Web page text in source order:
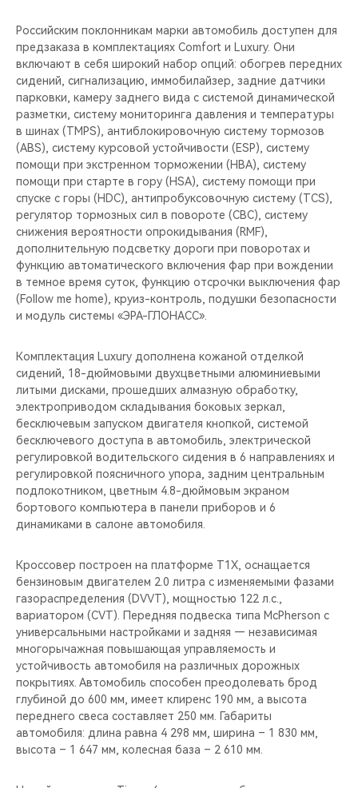
Российским поклонникам марки автомобиль доступен для
предзаказа в комплектациях Comfort и Luxury. Они
включают в себя широкий набор опций: обогрев передних
сидений, сигнализацию, иммобилайзер, задние датчики
парковки, камеру заднего вида с системой динамической
разметки, систему мониторинга давления и температуры
в шинах (TMPS), антиблокировочную систему тормозов
(ABS), систему курсовой устойчивости (ESP), систему
помощи при экстренном торможении (HBA), систему
помощи при старте в гору (HSA), систему помощи при
спуске с горы (HDC), антипробуксовочную систему (TCS),
регулятор тормозных сил в повороте (CBC), систему
снижения вероятности опрокидывания (RMF),
дополнительную подсветку дороги при поворотах и
функцию автоматического включения фар при вождении
в темное время суток, функцию отсрочки выключения фар
(Follow me home), круиз-контроль, подушки безопасности
и модуль системы «ЭРА-ГЛОНАСС».
Комплектация Luxury дополнена кожаной отделкой
сидений, 18-дюймовыми двухцветными алюминиевыми
литыми дисками, прошедших алмазную обработку,
электроприводом складывания боковых зеркал,
бесключевым запуском двигателя кнопкой, системой
бесключевого доступа в автомобиль, электрической
регулировкой водительского сидения в 6 направлениях и
регулировкой поясничного упора, задним центральным
подлокотником, цветным 4.8-дюймовым экраном
бортового компьютера в панели приборов и 6
динамиками в салоне автомобиля.
Кроссовер построен на платформе T1X, оснащается
бензиновым двигателем 2.0 литра с изменяемыми фазами
газораспределения (DVVT), мощностью 122 л.с.,
вариатором (CVT). Передняя подвеска типа McPherson с
универсальными настройками и задняя — независимая
многорычажная повышающая управляемость и
устойчивость автомобиля на различных дорожных
покрытиях. Автомобиль способен преодолевать брод
глубиной до 600 мм, имеет клиренс 190 мм, а высота
переднего свеса составляет 250 мм. Габариты
автомобиля: длина равна 4 298 мм, ширина – 1 830 мм,
высота – 1 647 мм, колесная база – 2 610 мм.